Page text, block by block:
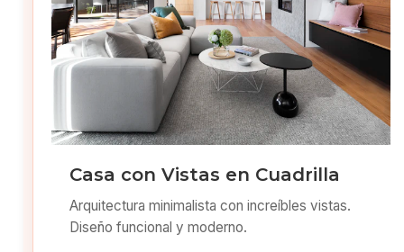
Casa con Vistas en Cuadrilla
Arquitectura minimalista con increíbles vistas.
Diseño funcional y moderno.